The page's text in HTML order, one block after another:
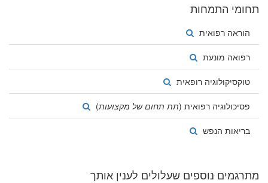
Experience in the translation/review/linguistic QA/MT-postediting
• Clinical Trial Protocols
• Medical Devices & Software
• Other Life Sciences Content
• Pharmaceutical documentation
• Regulatory Affairs
תחומי התמחות
הוראה רפואית
רפואה מונעת
טוקסיקולוגיה רופאית
פסיכולוגיה רפואית (תת תחום של מקצועות)
בריאות הנפש
מתרגמים נוספים שעלולים לענין אותך